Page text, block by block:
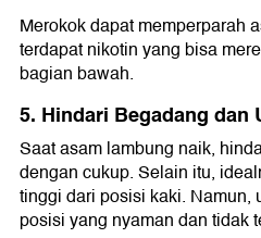
Merokok dapat memperparah
terdapat nikotin yang bisa
bagian bawah.
5. Hindari Begadang dan
Saat asam lambung naik,
dengan cukup. Selain itu,
tinggi dari posisi kaki. Namun,
posisi yang nyaman dan tidak